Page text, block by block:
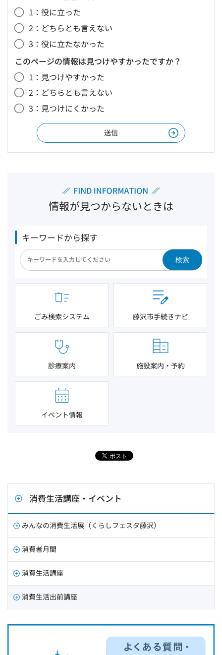
1：役に立った
2：どちらとも言えない
3：役に立たなかった
このページの情報は見つけやすかったですか？
1：見つけやすかった
2：どちらとも言えない
3：見つけにくかった
情報が見つからないときは
キーワードから探す
検索
ごみ検索システム 藤沢市手続きナビ
診療案内 施設案内・予約
イベント情報
消費生活講座・イベント
みんなの消費生活展（くらしフェスタ藤沢）
消費者月間
消費生活講座
消費生活出前講座